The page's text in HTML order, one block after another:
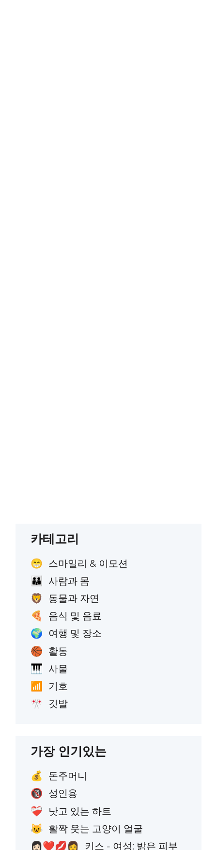
카테고리
😁 스마일리 & 이모션
👪 사람과 몸
🦁 동물과 자연
🍕 음식 및 음료
🌍 여행 및 장소
🏀 활동
🎹 사물
📶 기호
🎌 깃발
가장 인기있는
💰 돈주머니
🔞 성인용
❤️‍🩹 낫고 있는 하트
😺 활짝 웃는 고양이 얼굴
👩🏻‍❤️‍💋‍👩 키스 - 여성: 밝은 피부